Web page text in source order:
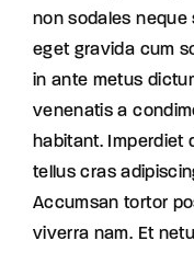
non sodales neque
eget gravida cum
in ante metus
venenatis a
habitant. Imperdiet
tellus cras
Accumsan tortor
viverra nam. Et